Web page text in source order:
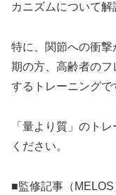
カニズムについて解
特に、関節への衝撃
期の方、高齢者の
するトレーニングで
「量より質」のト
ください。
■監修記事（MELOS